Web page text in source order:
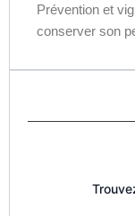
Prévention et
conserver son